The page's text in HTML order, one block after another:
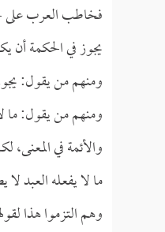
فخاطب العرب على
يجوز في الحكمة أن
ومنهم من يقول:
ومنهم من يقول: ما
والأئمة في
ما لا يفعله العبد لا
وهم التزموا هذا